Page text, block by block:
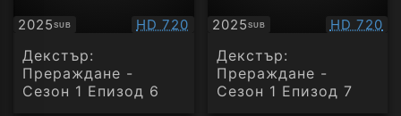
2025SUB
Субтитри Качество:
HD 720
Декстър:
Прераждане -
Сезон 1 Епизод 6
2025SUB
Субтитри HD 720
Декстър:
Прераждане -
Сезон 1 Епизод 7